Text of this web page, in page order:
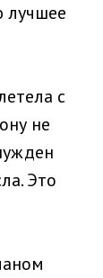
лучшее
с
не
Это